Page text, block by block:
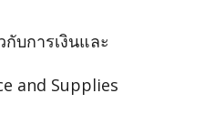
กับการเงินและ
and Supplies